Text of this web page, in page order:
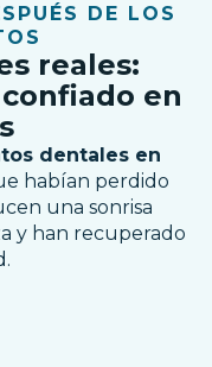
DE LOS
reales:
en
dentales en
habían perdido
una sonrisa
y han recuperado